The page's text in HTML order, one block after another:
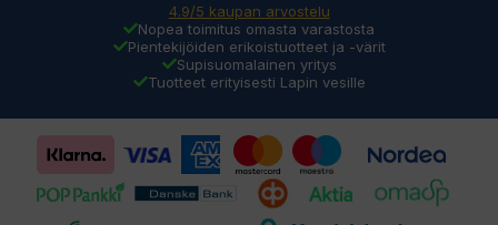
4.9/5 kaupan arvostelu
Nopea toimitus omasta varastosta
Pientekijöiden erikoistuotteet ja -värit
Supisuomalainen yritys
Tuotteet erityisesti Lapin vesille